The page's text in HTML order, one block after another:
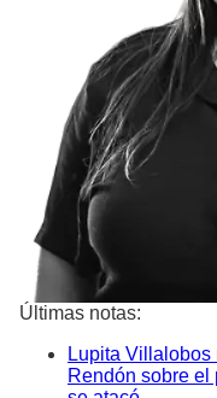
Últimas notas:
Lupita
Rendón sobre el